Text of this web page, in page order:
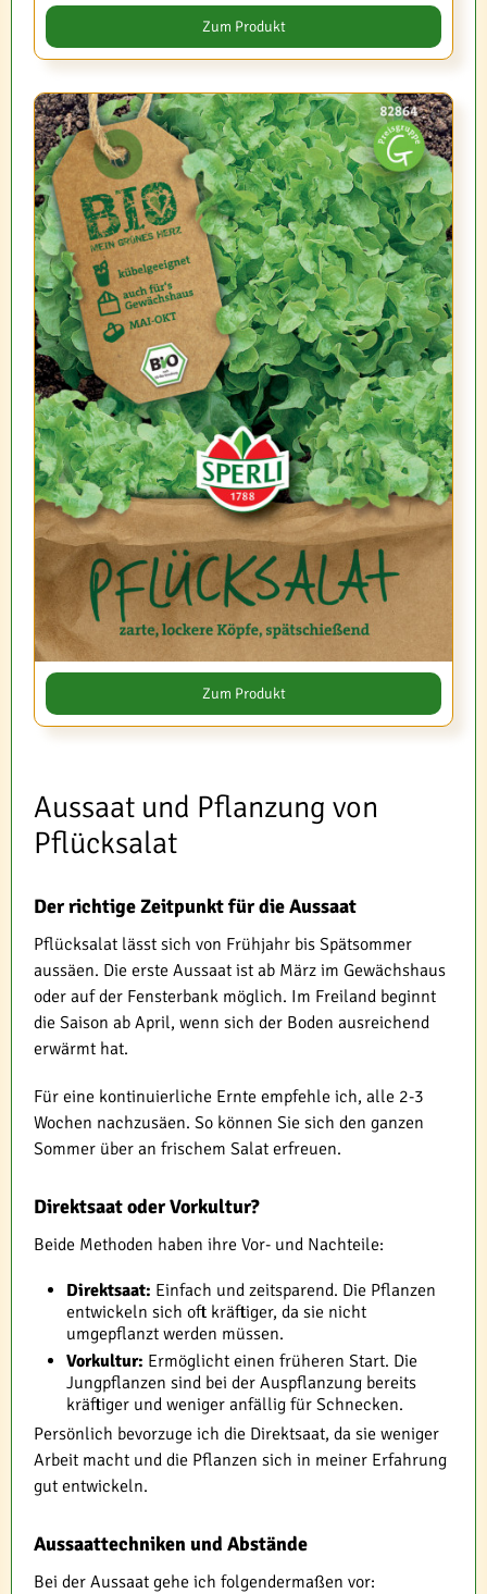
Zum Produkt
Zum Produkt
Aussaat und Pflanzung von
Pflücksalat
Der richtige Zeitpunkt für die Aussaat
Pflücksalat lässt sich von Frühjahr bis Spätsommer
aussäen. Die erste Aussaat ist ab März im Gewächshaus
oder auf der Fensterbank möglich. Im Freiland beginnt
die Saison ab April, wenn sich der Boden ausreichend
erwärmt hat.
Für eine kontinuierliche Ernte empfehle ich, alle 2-3
Wochen nachzusäen. So können Sie sich den ganzen
Sommer über an frischem Salat erfreuen.
Direktsaat oder Vorkultur?
Beide Methoden haben ihre Vor- und Nachteile:
Direktsaat: Einfach und zeitsparend. Die Pflanzen
entwickeln sich oft kräftiger, da sie nicht
umgepflanzt werden müssen.
Vorkultur: Ermöglicht einen früheren Start. Die
Jungpflanzen sind bei der Auspflanzung bereits
kräftiger und weniger anfällig für Schnecken.
Persönlich bevorzuge ich die Direktsaat, da sie weniger
Arbeit macht und die Pflanzen sich in meiner Erfahrung
gut entwickeln.
Aussaattechniken und Abstände
Bei der Aussaat gehe ich folgendermaßen vor: